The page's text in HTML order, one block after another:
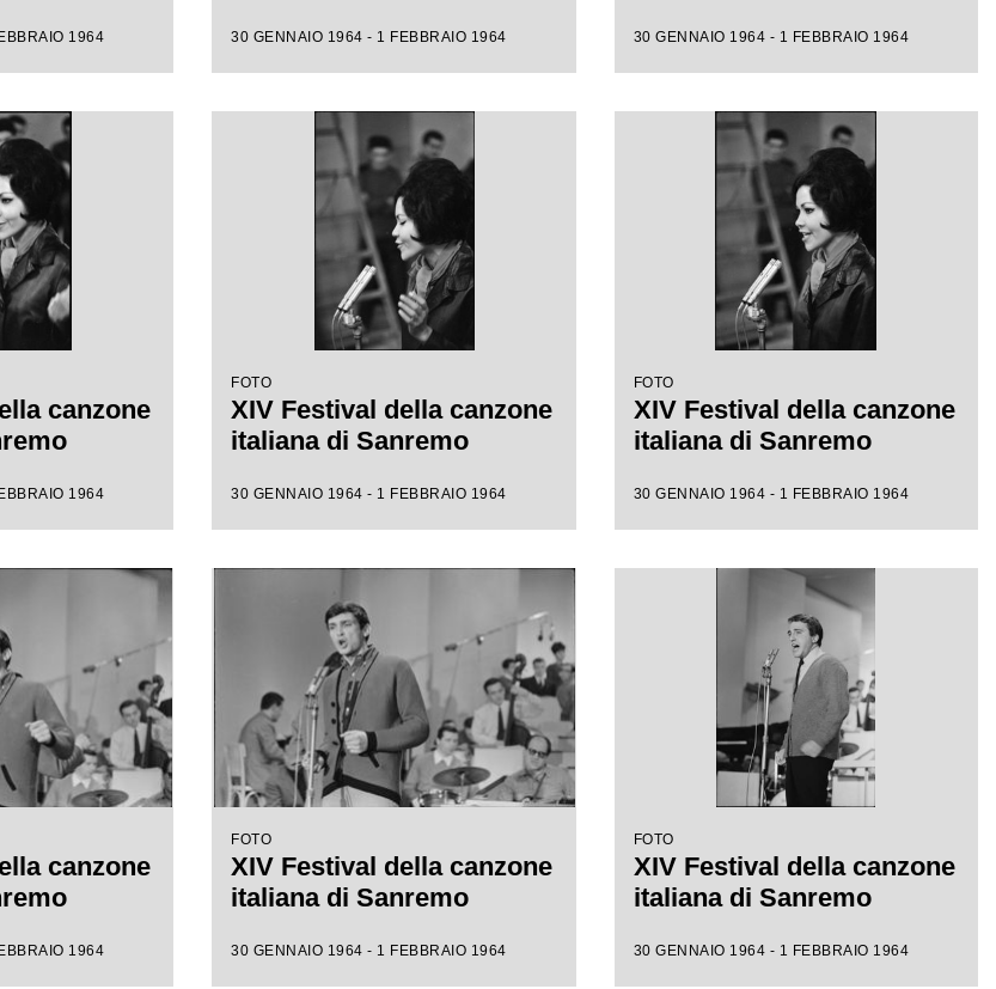
1964 30 GENNAIO 1964 - 1 FEBBRAIO 1964 30 GENNAIO 1964 - 1 FEBBRAIO 1964
canzone
1964
FOTO
XIV Festival della canzone
italiana di Sanremo
30 GENNAIO 1964 - 1 FEBBRAIO 1964
FOTO
XIV Festival della canzone
italiana di Sanremo
30 GENNAIO 1964 - 1 FEBBRAIO 1964
canzone
1964
FOTO
XIV Festival della canzone
italiana di Sanremo
30 GENNAIO 1964 - 1 FEBBRAIO 1964
FOTO
XIV Festival della canzone
italiana di Sanremo
30 GENNAIO 1964 - 1 FEBBRAIO 1964